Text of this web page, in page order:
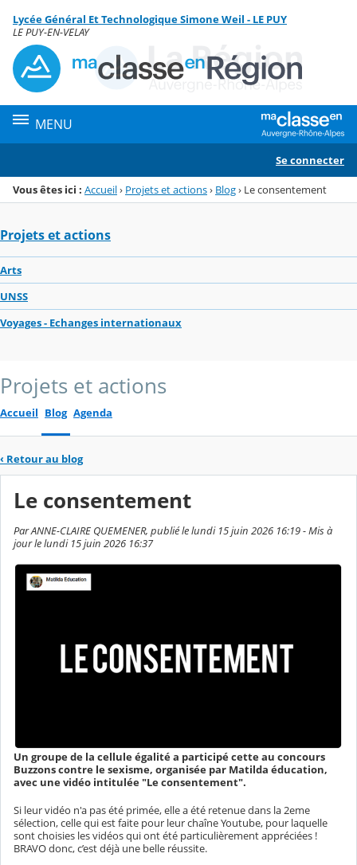
Menu de la rubrique
Contenu
Lycée Général Et Technologique Simone Weil - LE PUY
LE PUY-EN-VELAY
MENU
Se connecter
Vous êtes ici : Accueil› Projets et actions› Blog› Le consentement
Projets et actions
Arts
UNSS
Voyages - Echanges internationaux
Projets et actions
Accueil Blog Agenda
‹ Retour au blog
Le consentement
Par ANNE-CLAIRE QUEMENER, publié le lundi 15 juin 2026 16:19 - Mis à
jour le lundi 15 juin 2026 16:37
Un groupe de la cellule égalité a participé cette au concours
Buzzons contre le sexisme, organisée par Matilda éducation,
avec une vidéo intitulée "Le consentement".
Si leur vidéo n'a pas été primée, elle a été retenue dans la 2eme
sélection, celle qui est faite pour leur chaîne Youtube, pour laquelle
sont choisies les vidéos qui ont été particulièrement appréciées !
BRAVO donc, c’est déjà une belle réussite.